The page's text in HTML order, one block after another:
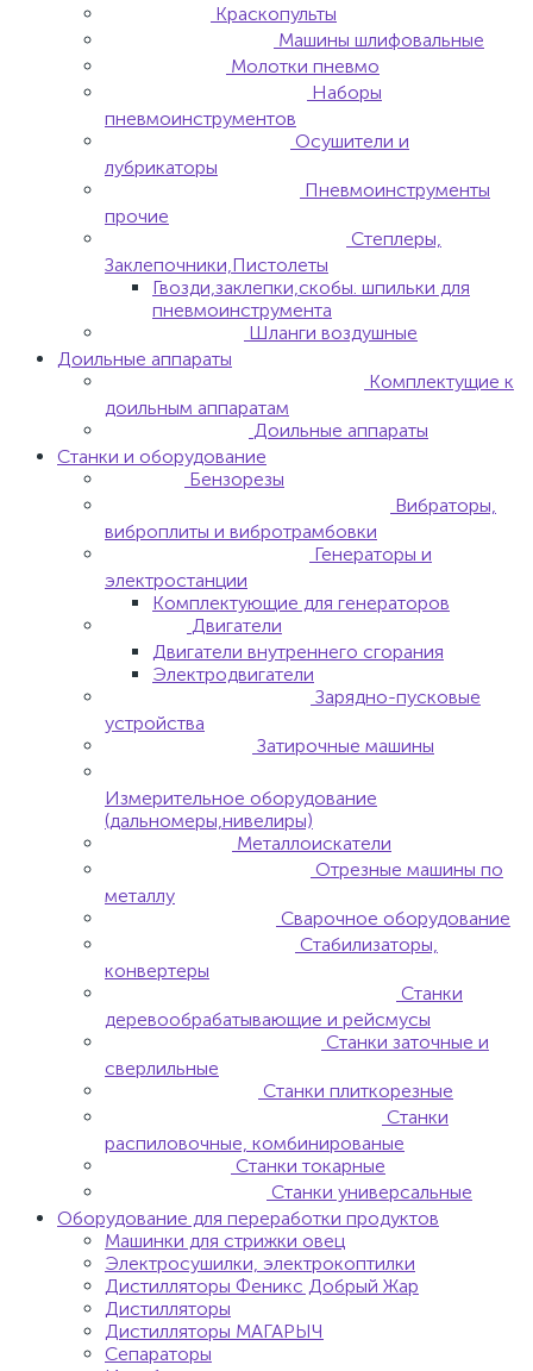
Краскопульты
Машины шлифовальные
Молотки пневмо
Наборы
пневмоинструментов
Осушители и
лубрикаторы
Пневмоинструменты
прочие
Степлеры,
Заклепочники,Пистолеты
Гвозди,заклепки,скобы. шпильки для
пневмоинструмента
Шланги воздушные
Доильные аппараты
Комплектущие к
доильным аппаратам
Доильные аппараты
Станки и оборудование
Бензорезы
Вибраторы,
виброплиты и вибротрамбовки
Генераторы и
электростанции
Комплектующие для генераторов
Двигатели
Двигатели внутреннего сгорания
Электродвигатели
Зарядно-пусковые
устройства
Затирочные машины
Измерительное оборудование
(дальномеры,нивелиры)
Металлоискатели
Отрезные машины по
металлу
Сварочное оборудование
Стабилизаторы,
конвертеры
Станки
деревообрабатывающие и рейсмусы
Станки заточные и
сверлильные
Станки плиткорезные
Станки
распиловочные, комбинированые
Станки токарные
Станки универсальные
Оборудование для переработки продуктов
Машинки для стрижки овец
Электросушилки, электрокоптилки
Дистилляторы Феникс Добрый Жар
Дистилляторы
Дистилляторы МАГАРЫЧ
Сепараторы